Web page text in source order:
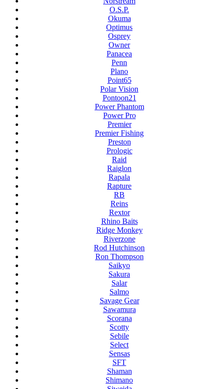
O.S.P.
Okuma
Optimus
Osprey
Owner
Panacea
Penn
Plano
Point65
Polar Vision
Pontoon21
Power Phantom
Power Pro
Premier
Premier Fishing
Preston
Prologic
Raid
Raiglon
Rapala
Rapture
RB
Reins
Rextor
Rhino Baits
Ridge Monkey
Riverzone
Rod Hutchinson
Ron Thompson
Saikyo
Sakura
Salar
Salmo
Savage Gear
Sawamura
Scorana
Scotty
Sebile
Select
Sensas
SFT
Shaman
Shimano